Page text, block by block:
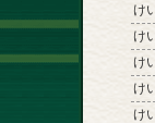
け
け
け
け
け